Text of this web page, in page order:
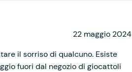
22 maggio 2024
il sorriso di qualcuno. Esiste
fuori dal negozio di giocattoli